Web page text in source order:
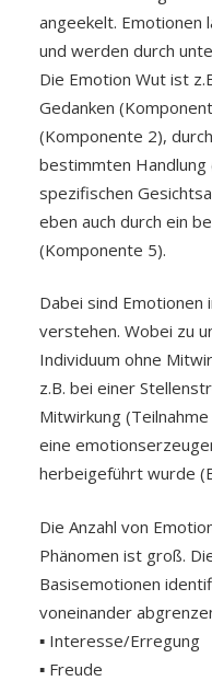
angeekelt. Emotionen
und werden durch
Die Emotion Wut ist
Gedanken
(Komponente 2),
bestimmten Handlung
spezifischen
eben auch durch ein
(Komponente 5).
Dabei sind Emotionen
verstehen. Wobei zu
Individuum ohne
z.B. bei einer
Mitwirkung
eine
herbeigeführt wurde
Die Anzahl von
Phänomen ist groß.
Basisemotionen
voneinander
▪ Interesse/Erregung
▪ Freude